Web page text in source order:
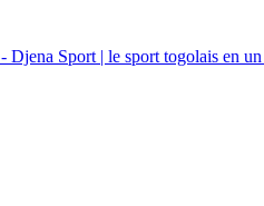
Djena Sport | le sport togolais en